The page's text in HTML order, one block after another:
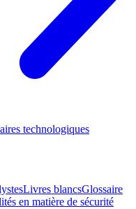
technologiques
Livres blancsGlossaire
en matière de sécurité